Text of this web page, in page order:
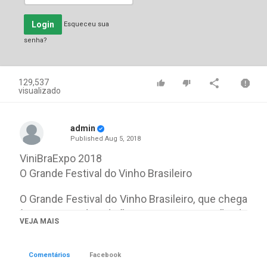
Login Esqueceu sua
senha?
129,537
visualizado
admin
Published Aug 5, 2018
ViniBraExpo 2018
O Grande Festival do Vinho Brasileiro
O Grande Festival do Vinho Brasileiro, que chega
à sua segunda edição com a participação de
Barra da Tijuca, RJ.
VEJA MAIS
Comentários Facebook